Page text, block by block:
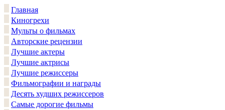
Главная
Киногрехи
Мульты о фильмах
Авторские рецензии
Лучшие актеры
Лучшие актрисы
Лучшие режиссеры
Фильмографии и награды
Десять худших режиссеров
Самые дорогие фильмы